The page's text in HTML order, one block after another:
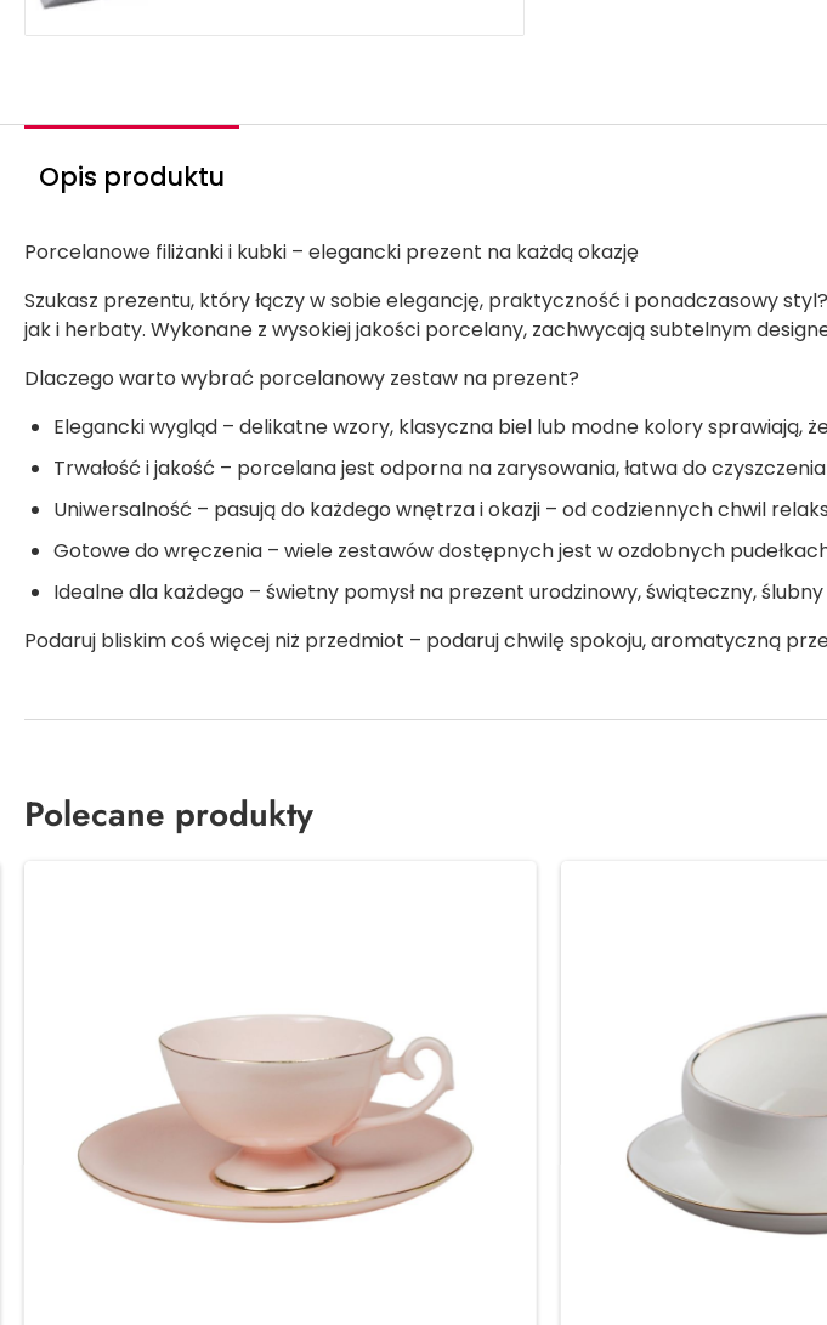
Opis produktu
Porcelanowe filiżanki i kubki – elegancki prezent na każdą okazję
Szukasz prezentu, który łączy w sobie elegancję, praktyczność i ponadczasowy
jak i herbaty. Wykonane z wysokiej jakości porcelany, zachwycają subtelnym
Dlaczego warto wybrać porcelanowy zestaw na prezent?
Elegancki wygląd – delikatne wzory, klasyczna biel lub modne kolory sprawiają,
Trwałość i jakość – porcelana jest odporna na zarysowania, łatwa do
Uniwersalność – pasują do każdego wnętrza i okazji – od codziennych chwil
Gotowe do wręczenia – wiele zestawów dostępnych jest w ozdobnych
Idealne dla każdego – świetny pomysł na prezent urodzinowy, świąteczny,
Podaruj bliskim coś więcej niż przedmiot – podaruj chwilę spokoju, aromatyczną
Polecane produkty